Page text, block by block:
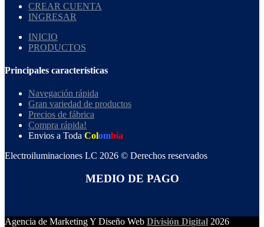
CREAR CUENTA
INGRESAR
INICIO
PRODUCTOS
Principales características
Navegación rápida
Gran variedad de productos
Precios de fábrica
Compra rápida!
Envios a Toda Colombia
Electroiluminaciones LC 2026 © Derechos reservados
MEDIO DE PAGO
Agencia de Marketing Y Diseño Web División Digital 2026